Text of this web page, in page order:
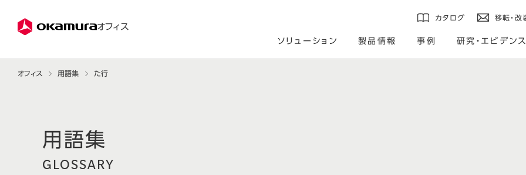
オフィス
カタログ 移転・
ソリューション 製品情報 事例 研究・エビデン
オフィス 用語集 た行
GLOSSARY